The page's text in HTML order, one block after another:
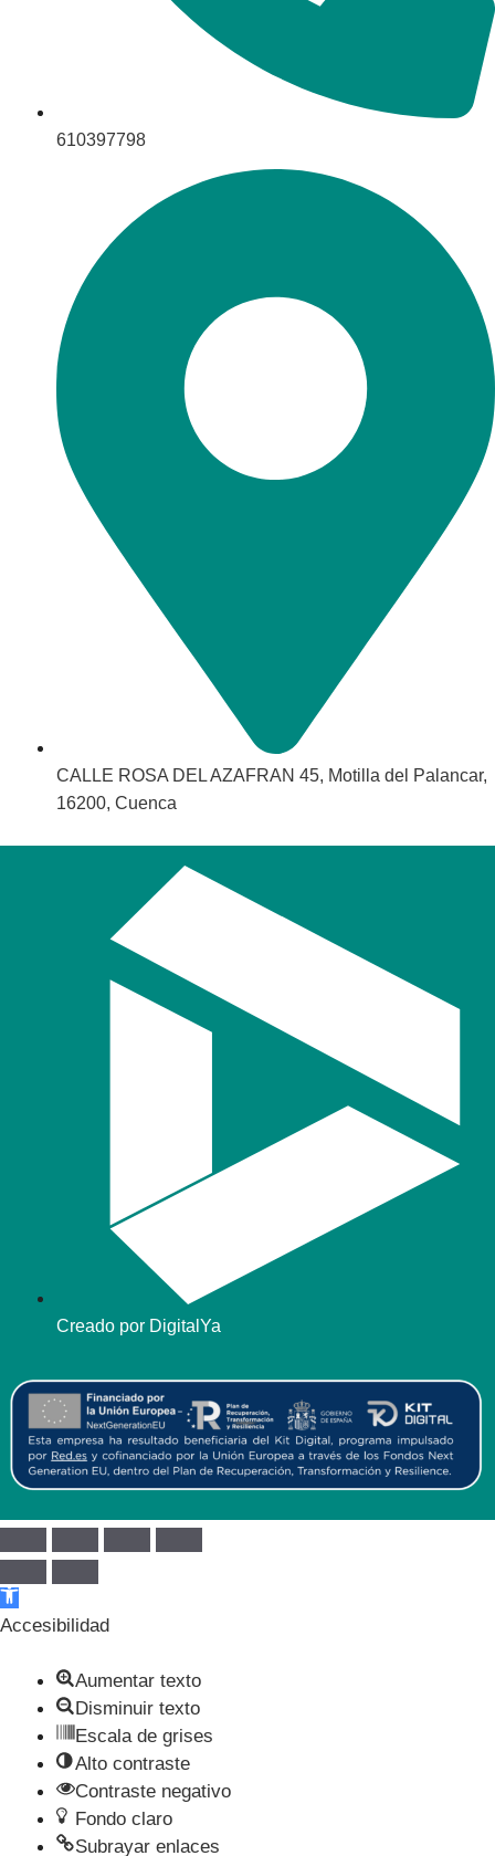
610397798
CALLE ROSA DEL AZAFRAN 45, Motilla del Palancar,
16200, Cuenca
Creado por DigitalYa
Abrir barra de herramientas
Accesibilidad
Aumentar texto
Disminuir texto
Escala de grises
Alto contraste
Contraste negativo
Fondo claro
Subrayar enlaces